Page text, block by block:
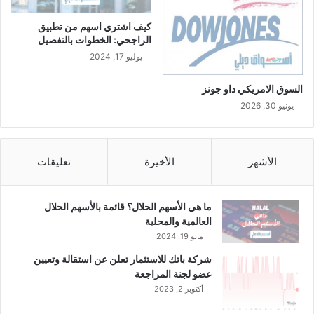
السوق الامريكي داو جونز
يونيو 30, 2026
كيف اشتري اسهم من تطبيق
الراجحي: الخطوات بالتفصيل
يوليو 17, 2024
الأشهر الأخيرة تعليقات
ما هي الأسهم الحلال؟ قائمة بالأسهم الحلال
العالمية والمحلية
مايو 19, 2024
شركة باتك للاستثمار تعلن عن استقالة وتعيين
عضو لجنة المراجعة
أكتوبر 2, 2023